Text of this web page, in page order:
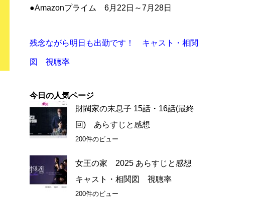
●Amazonプライム 6月22日～7月28日
残念ながら明日も出勤です！ キャスト・相関
図 視聴率
今日の人気ページ
財閥家の末息子 15話・16話(最終
回) あらすじと感想
200件のビュー
女王の家 2025 あらすじと感想
キャスト・相関図 視聴率
200件のビュー